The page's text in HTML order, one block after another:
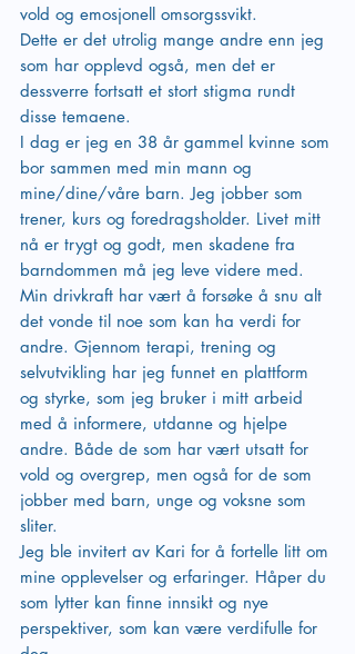
vold og emosjonell omsorgssvikt.
Dette er det utrolig mange andre enn jeg
som har opplevd også, men det er
dessverre fortsatt et stort stigma rundt
disse temaene.
I dag er jeg en 38 år gammel kvinne som
bor sammen med min mann og
mine/dine/våre barn. Jeg jobber som
trener, kurs og foredragsholder. Livet mitt
nå er trygt og godt, men skadene fra
barndommen må jeg leve videre med.
Min drivkraft har vært å forsøke å snu alt
det vonde til noe som kan ha verdi for
andre. Gjennom terapi, trening og
selvutvikling har jeg funnet en plattform
og styrke, som jeg bruker i mitt arbeid
med å informere, utdanne og hjelpe
andre. Både de som har vært utsatt for
vold og overgrep, men også for de som
jobber med barn, unge og voksne som
sliter.
Jeg ble invitert av Kari for å fortelle litt om
mine opplevelser og erfaringer. Håper du
som lytter kan finne innsikt og nye
perspektiver, som kan være verdifulle for